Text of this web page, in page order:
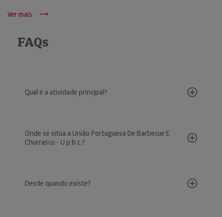
Ver mais
FAQs
Qual é a atividade principal?
Onde se situa a União Portuguesa De Barbecue E
Churrasco - U.p.b.c.?
Desde quando existe?